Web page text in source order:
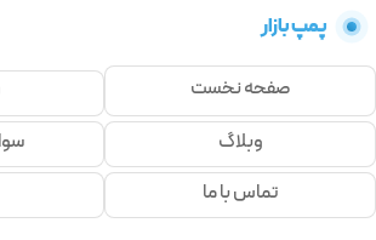
پمپ بازار
صفحه نخست
وبلاگ
تماس با ما